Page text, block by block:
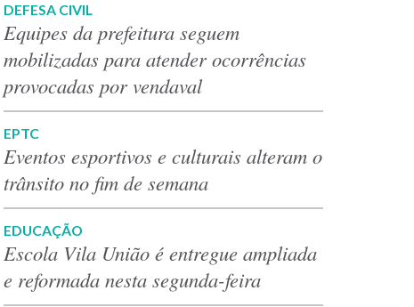
DEFESA CIVIL
Equipes da prefeitura seguem
mobilizadas para atender ocorrências
provocadas por vendaval
EPTC
Eventos esportivos e culturais alteram o
trânsito no fim de semana
EDUCAÇÃO
Escola Vila União é entregue ampliada
e reformada nesta segunda-feira